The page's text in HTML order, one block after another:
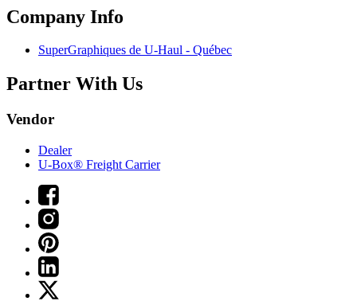
Company Info
SuperGraphiques de U-Haul - Québec
Partner With Us
Vendor
Dealer
U-Box® Freight Carrier